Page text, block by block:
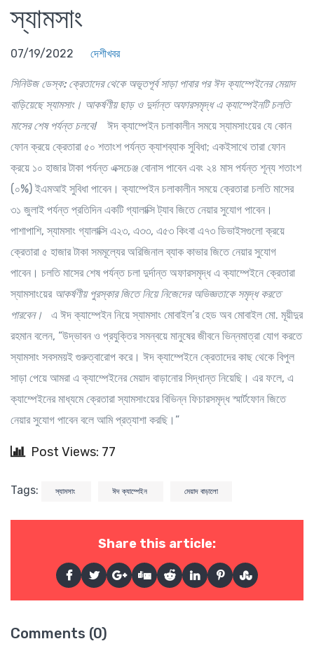
স্যামসাং
07/19/2022 দেশীখবর
সিনিউজ ডেস্ক:ক্রেতাদের থেকে অভূতপূর্ব সাড়া পাবার পর ঈদ ক্যাম্পেইনের মেয়াদ
বাড়িয়েছে স্যামসাং। আকর্ষণীয় ছাড় ও দুর্দান্ত অফারসমৃদ্ধ এ ক্যাম্পেইনটি চলতি
মাসের শেষ পর্যন্ত চলবে!
ঈদ ক্যাম্পেইন চলাকালীন সময়ে স্যামসাংয়ের যে কোন
ফোন ক্রয়ে ক্রেতারা ৫০ শতাংশ পর্যন্ত ক্যাশব্যাক সুবিধা; একইসাথে তারা ফোন
ক্রয়ে ১০ হাজার টাকা পর্যন্ত এক্সচেঞ্জ বোনাস পাবেন এবং ২৪ মাস পর্যন্ত শূন্য শতাংশ
(০%) ইএমআই সুবিধা পাবেন। ক্যাম্পেইন চলাকালীন সময়ে ক্রেতারা চলতি মাসের
৩১ জুলাই পর্যন্ত প্রতিদিন একটি গ্যালাক্সি ট্যাব জিতে নেয়ার সুযোগ পাবেন।
পাশাপাশি, স্যামসাং গ্যালাক্সি এ২৩, এ৩৩, এ৫৩ কিংবা এ৭৩ ডিভাইসগুলো ক্রয়ে
ক্রেতারা ৫ হাজার টাকা সমমূল্যের অরিজিনাল ব্যাক কাভার জিতে নেয়ার সুযোগ
পাবেন। চলতি মাসের শেষ পর্যন্ত চলা দুর্দান্ত অফারসমৃদ্ধ এ ক্যাম্পেইনে ক্রেতারা
স্যামসাংয়ের আকর্ষণীয় পুরস্কার জিতে নিয়ে নিজেদের অভিজ্ঞতাকে সমৃদ্ধ করতে
পারবেন।
এ ঈদ ক্যাম্পেইন নিয়ে স্যামসাং মোবাইল’র হেড অব মোবাইল মো. মূয়ীদুর
রহমান বলেন, “উদ্ভাবন ও প্রযুক্তির সমন্বয়ে মানুষের জীবনে ভিন্নমাত্রা যোগ করতে
স্যামসাং সবসময়ই গুরুত্বারোপ করে। ঈদ ক্যাম্পেইনে ক্রেতাদের কাছ থেকে বিপুল
সাড়া পেয়ে আমরা এ ক্যাম্পেইনের মেয়াদ বাড়ানোর সিদ্ধান্ত নিয়েছি। এর ফলে, এ
ক্যাম্পেইনের মাধ্যমে ক্রেতারা স্যামসাংয়ের বিভিন্ন ফিচারসমৃদ্ধ স্মার্টফোন জিতে
নেয়ার সুযোগ পাবেন বলে আমি প্রত্যাশা করছি।”
Post Views: 77
Tags: স্যামসাং ঈদ ক্যাম্পেইন মেয়াদ বাড়ালো
Share this article:
Comments (0)